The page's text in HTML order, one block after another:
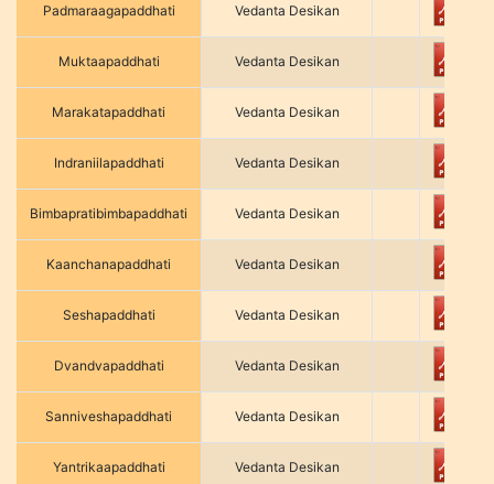
Padmaraagapaddhati Vedanta Desikan
Muktaapaddhati Vedanta Desikan
Marakatapaddhati Vedanta Desikan
Indraniilapaddhati Vedanta Desikan
Bimbapratibimbapaddhati Vedanta Desikan
Kaanchanapaddhati Vedanta Desikan
Seshapaddhati Vedanta Desikan
Dvandvapaddhati Vedanta Desikan
Sanniveshapaddhati Vedanta Desikan
Yantrikaapaddhati Vedanta Desikan